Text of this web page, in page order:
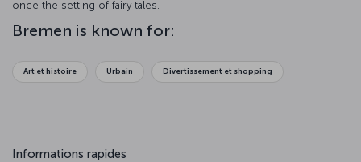
once the setting of fairy tales.
Bremen is known for:
Art et histoire Urbain Divertissement et shopping
Informations rapides